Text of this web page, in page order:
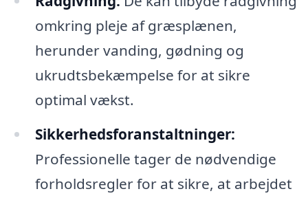
omkring pleje af græsplænen,
herunder vanding, gødning og
ukrudtsbekæmpelse for at sikre
optimal vækst.
Sikkerhedsforanstaltninger:
Professionelle tager de nødvendige
forholdsregler for at sikre, at arbejdet